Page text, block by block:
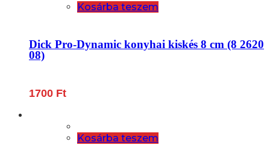
Kosárba teszem
Dick Pro-Dynamic konyhai kiskés 8 cm (8 2620
08)
1700 Ft
Kosárba teszem